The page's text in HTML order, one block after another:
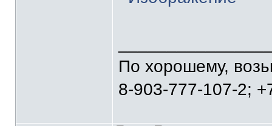
По хорошему,
8-903-777-107-2;